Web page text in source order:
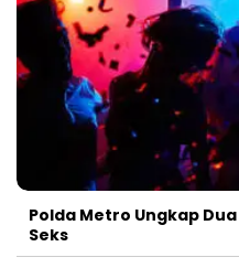
Polda Metro Ungkap
Seks